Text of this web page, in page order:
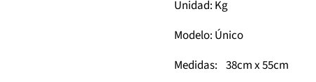
Unidad: Kg
Modelo: Único
Medidas: 38cm x 55cm